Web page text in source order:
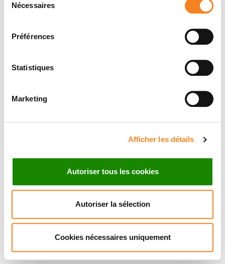
Nécessaires
Préférences
Statistiques
Marketing
Afficher les détails
Autoriser tous les cookies
Autoriser la sélection
Cookies nécessaires uniquement